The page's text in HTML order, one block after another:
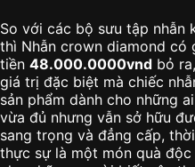
So với các bộ sưu tập nhẫn
thì Nhẫn crown diamond có
tiền 48.000.0000vnd bỏ
giá trị đặc biệt mà chiếc
sản phẩm dành cho những
vừa đủ nhưng vẫn sở hữu
sang trọng và đẳng cấp,
thực sự là một món quà